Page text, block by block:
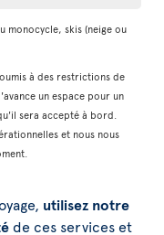
monocycle, skis (neige ou
à des restrictions de
un espace pour un
sera accepté à bord.
et nous nous
utilisez notre
de ces services et